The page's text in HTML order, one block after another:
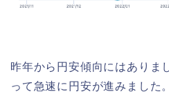
昨年から円安傾向にはありま
って急速に円安が進みました。